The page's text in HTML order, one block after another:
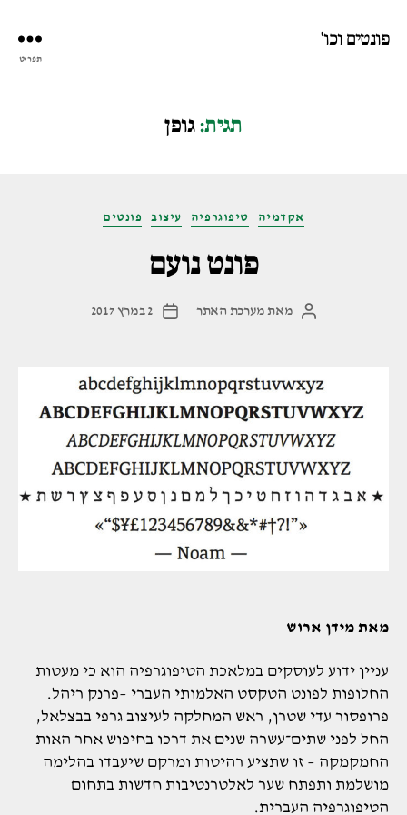
פונטים וכו'
תפריט
תגית:גופן
קטגוריות אקדמיה טיפוגרפיה עיצוב פונטים
פונט נועם
המחבר
מאת מערכת האתר
תאריך
2 במרץ 2017
מאת מידן ארוש
עניין ידוע לעוסקים במלאכת הטיפוגרפיה הוא כי מעטות
החלופות לפונט הטקסט האלמותי העברי –פרנק ריהל.
פרופסור עדי שטרן, ראש המחלקה לעיצוב גרפי בבצלאל,
החל לפני שתים־עשרה שנים את דרכו בחיפוש אחר האות
החמקמקה – זו שתציע רהיטות ומרקם שיעבדו בהלימה
מושלמת ותפתח שער לאלטרנטיבות חדשות בתחום
הטיפוגרפיה העברית.